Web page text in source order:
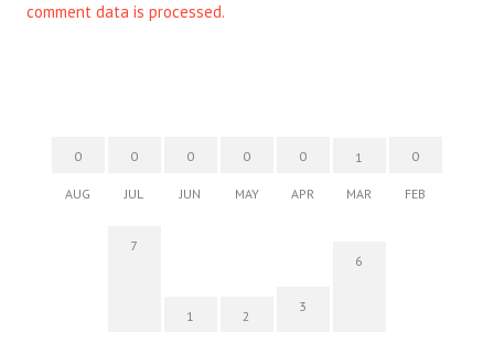
comment data is processed.
0
AUG
0
JUL
0
JUN
0
MAY
0
APR
1
MAR
0
FEB
7
1 2
3
6